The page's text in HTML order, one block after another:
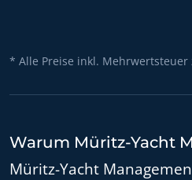
* Alle Preise inkl. Mehrwertsteuer
Warum Müritz-Yacht
Müritz-Yacht